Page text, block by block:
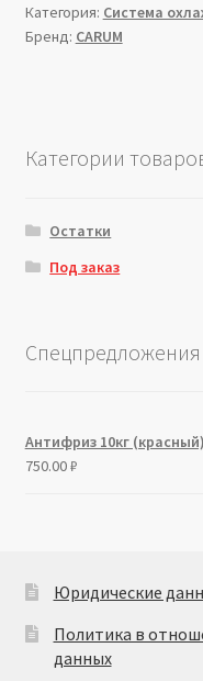
Категория: Система
Бренд: CARUM
Категории
Остатки
Под заказ
Спецпредложения
Антифриз 10кг
750.00₽
Юридические
Политика в
данных